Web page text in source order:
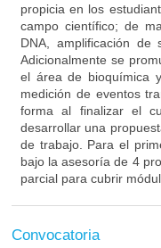
propicia en los
campo científico; de
DNA, amplificación de
Adicionalmente se
el área de bioquímica
medición de eventos
forma al finalizar el
desarrollar una
de trabajo. Para el
bajo la asesoría de 4
parcial para cubrir
Convocatoria